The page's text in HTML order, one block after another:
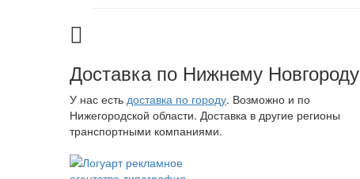
Доставка по Нижнему Новгороду
У нас есть доставка по городу. Возможно и по
Нижегородской области. Доставка в другие регионы
транспортными компаниями.